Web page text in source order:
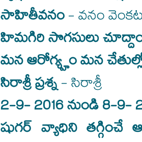
సాహితీవనం- వనం
హిమగిరి సొగసులు
మన ఆరోగ్య్హం మన
సిరాశ్రీ ప్రశ్న- సిరాశ్రీ
2-9- 2016 నుండి 8-9-
షుగర్ వ్యాధిని తగ్గించే